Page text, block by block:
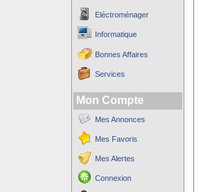
Eléctroménager
Informatique
Bonnes Affaires
Services
Mon Compte
Mes Annonces
Mes Favoris
Mes Alertes
Connexion